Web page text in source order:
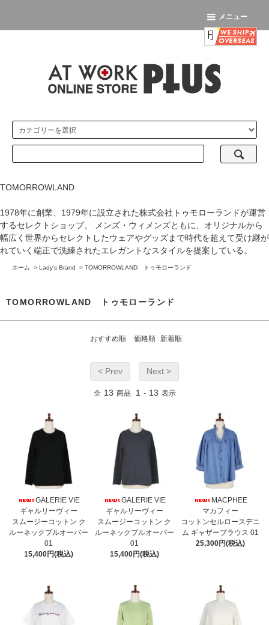
メニュー
TOMORROWLAND
1978年に創業、1979年に設立された株式会社トゥモローランドが運営
するセレクトショップ。 メンズ・ウィメンズともに、オリジナルから
幅広く世界からセレクトしたウェアやグッズまで時代を超えて受け継が
れていく端正で洗練されたエレガントなスタイルを提案している。
ホーム > Lady's Brand > TOMORROWLAND トゥモローランド
TOMORROWLAND トゥモローランド
おすすめ順 価格順 新着順
< Prev Next >
全 13 商品 1 - 13 表示
GALERIE VIE
ギャルリーヴィー
スムージーコットン ク
ルーネックプルオーバー
01
15,400円(税込)
GALERIE VIE
ギャルリーヴィー
スムージーコットン ク
ルーネックプルオーバー
01
15,400円(税込)
MACPHEE
マカフィー
コットンセルロースデニ
ム ギャザーブラウス 01
25,300円(税込)